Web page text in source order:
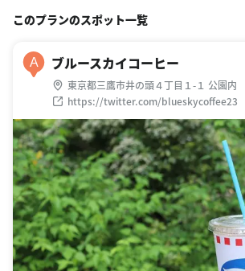
このプランのスポット一覧
A ブルースカイコーヒー
東京都三鷹市井の頭４丁目１-１ 公園内
https://twitter.com/blueskycoffee23